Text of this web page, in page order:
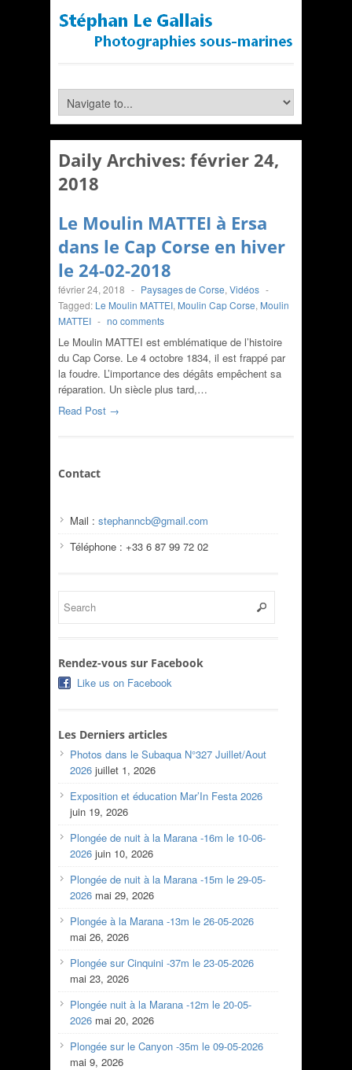
Daily Archives: février 24,
2018
Le Moulin MATTEI à Ersa
dans le Cap Corse en hiver
le 24-02-2018
février 24, 2018 - Paysages de Corse, Vidéos -
Tagged: Le Moulin MATTEI, Moulin Cap Corse, Moulin
MATTEI - no comments
Le Moulin MATTEI est emblématique de l’histoire
du Cap Corse. Le 4 octobre 1834, il est frappé par
la foudre. L’importance des dégâts empêchent sa
réparation. Un siècle plus tard,…
Read Post →
Contact
Mail : stephanncb@gmail.com
Téléphone : +33 6 87 99 72 02
Rendez-vous sur Facebook
Like us on Facebook
Les Derniers articles
Photos dans le Subaqua N°327 Juillet/Aout
2026 juillet 1, 2026
Exposition et éducation Mar’In Festa 2026
juin 19, 2026
Plongée de nuit à la Marana -16m le 10-06-
2026 juin 10, 2026
Plongée de nuit à la Marana -15m le 29-05-
2026 mai 29, 2026
Plongée à la Marana -13m le 26-05-2026
mai 26, 2026
Plongée sur Cinquini -37m le 23-05-2026
mai 23, 2026
Plongée nuit à la Marana -12m le 20-05-
2026 mai 20, 2026
Plongée sur le Canyon -35m le 09-05-2026
mai 9, 2026